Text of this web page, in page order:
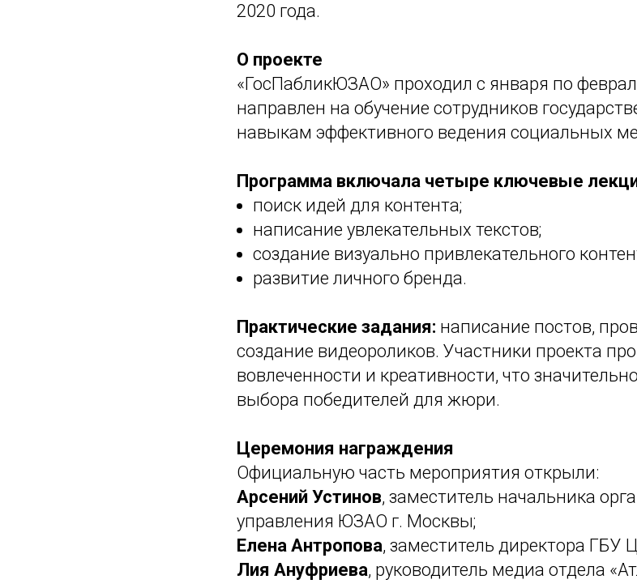
2020 года.
О проекте
«ГосПабликЮЗАО» проходил с января по
направлен на обучение сотрудников
навыкам эффективного ведения социальных
Программа включала четыре ключевые
поиск идей для контента;
написание увлекательных текстов;
создание визуально привлекательного
развитие личного бренда.
Практические задания: написание постов,
создание видеороликов. Участники проекта
вовлеченности и креативности, что
выбора победителей для жюри.
Церемония награждения
Официальную часть мероприятия открыли:
Арсений Устинов, заместитель начальника
управления ЮЗАО г. Москвы;
Елена Антропова, заместитель директора ГБУ
Лия Ануфриева, руководитель медиа отдела